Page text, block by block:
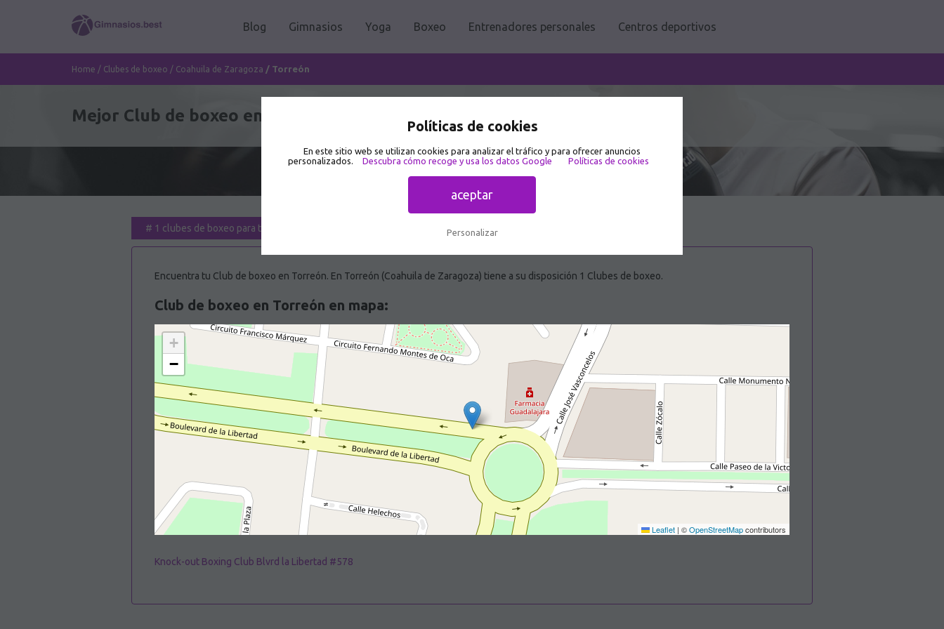
Políticas de cookies
En este sitio web se utilizan cookies para analizar el tráfico y para ofrecer anuncios
personalizados.
Descubra cómo recoge y usa los datos Google Políticas de cookies
aceptar
Personalizar
Blog Gimnasios Yoga Boxeo Entrenadores personales Centros deportivos
Home / Clubes de boxeo / Coahuila de Zaragoza / Torreón
Mejor Club de boxeo en Torreón 🥇
# 1 clubes de boxeo para ti
Encuentra tu Club de boxeo en Torreón. En Torreón (Coahuila de Zaragoza) tiene a su disposición 1 Clubes de boxeo.
Club de boxeo en Torreón en mapa:
+
−
Leaflet | ©OpenStreetMapcontributors
Knock-out Boxing Club Blvrd la Libertad #578